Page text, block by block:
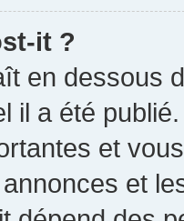
it ?
en dessous
il a été
et
et